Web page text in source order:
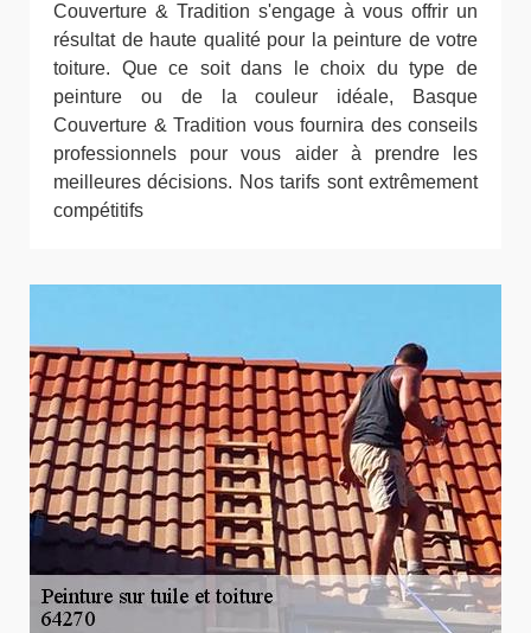
Couverture & Tradition s'engage à vous offrir un
résultat de haute qualité pour la peinture de votre
toiture. Que ce soit dans le choix du type de
peinture ou de la couleur idéale, Basque
Couverture & Tradition vous fournira des conseils
professionnels pour vous aider à prendre les
meilleures décisions. Nos tarifs sont extrêmement
compétitifs